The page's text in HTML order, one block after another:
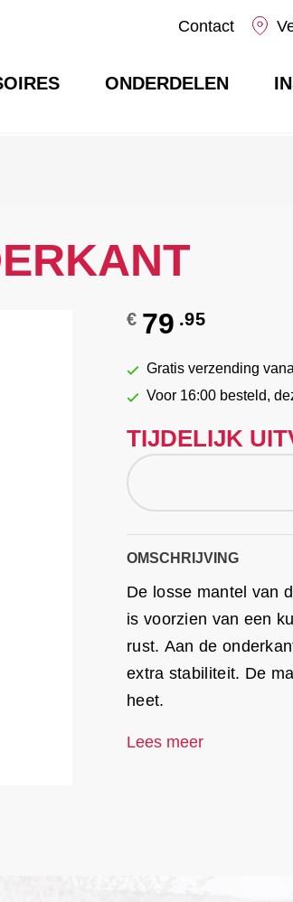
Contact
ONDERDELEN
€ 79 .95
Gratis verzending
Voor 16:00 besteld,
TIJDELIJK
OMSCHRIJVING
De losse mantel van
is voorzien van een
rust. Aan de
extra stabiliteit. De
heet.